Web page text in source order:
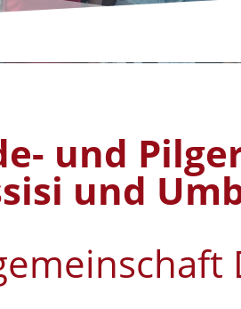
und
und